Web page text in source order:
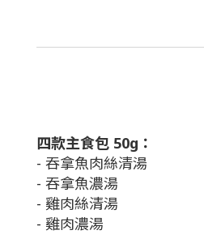
四款主食包 50g：
- 吞拿魚肉絲清湯
- 吞拿魚濃湯
- 雞肉絲清湯
- 雞肉濃湯